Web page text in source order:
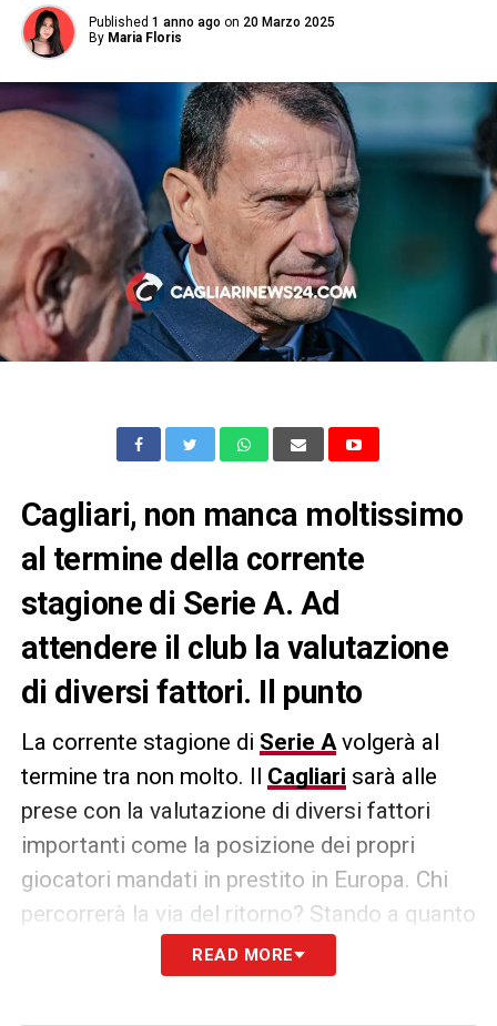
Published 1 anno ago on 20 Marzo 2025
By Maria Floris
Cagliari, non manca moltissimo
al termine della corrente
stagione di Serie A. Ad
attendere il club la valutazione
di diversi fattori. Il punto
La corrente stagione di Serie Avolgerà al
termine tra non molto. Il Cagliari sarà alle
prese con la valutazione di diversi fattori
importanti come la posizione dei propri
giocatori mandati in prestito in Europa. Chi
percorrerà la via del ritorno? Stando a quanto
riportato dall’edizione odierna de
, vi sonoScuffet,Rog,Radunovic
READ MORE